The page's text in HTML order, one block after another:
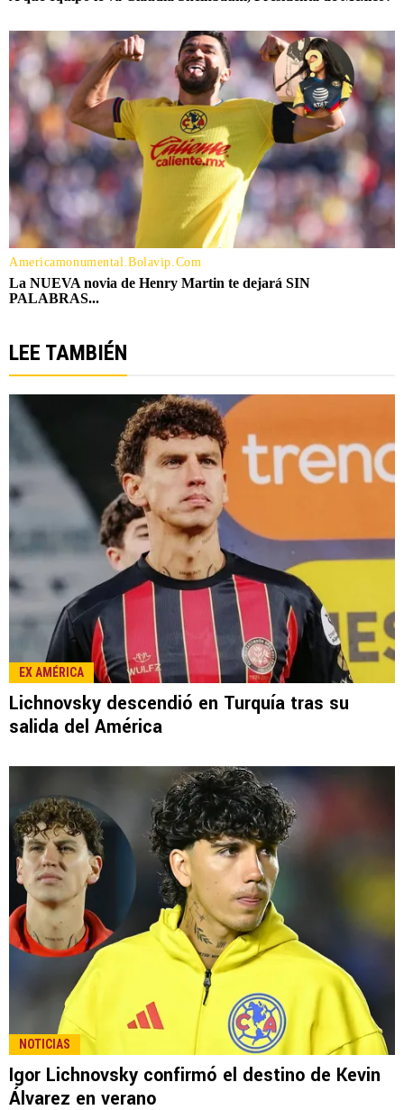
LEE TAMBIÉN
EX AMÉRICA
Lichnovsky descendió en Turquía tras su
salida del América
NOTICIAS
Igor Lichnovsky confirmó el destino de Kevin
Álvarez en verano